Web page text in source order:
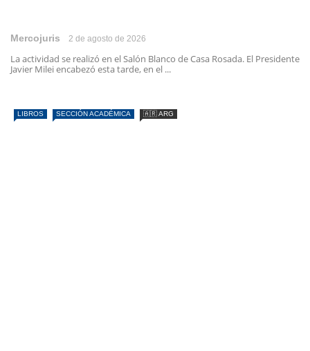
Mercojuris 2 de agosto de 2026
La actividad se realizó en el Salón Blanco de Casa Rosada. El Presidente
Javier Milei encabezó esta tarde, en el ...
LIBROS SECCIÓN ACADÉMICA 🇦🇷 ARG